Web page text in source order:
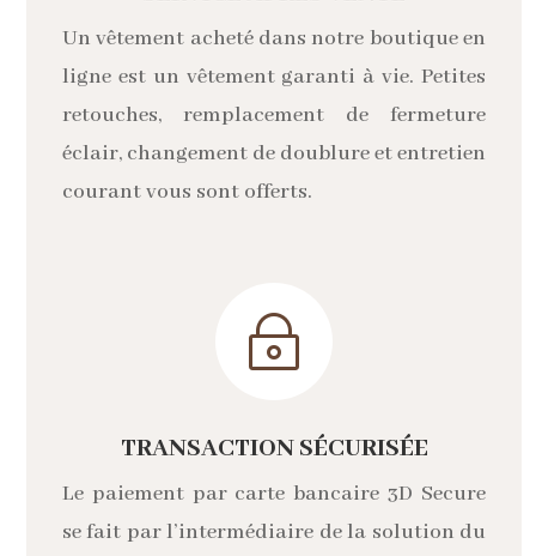
Un vêtement acheté dans notre boutique en
ligne est un vêtement garanti à vie. Petites
retouches, remplacement de fermeture
éclair, changement de doublure et entretien
courant vous sont offerts.
~
TRANSACTION SÉCURISÉE
Le paiement par carte bancaire 3D Secure
se fait par l’intermédiaire de la solution du